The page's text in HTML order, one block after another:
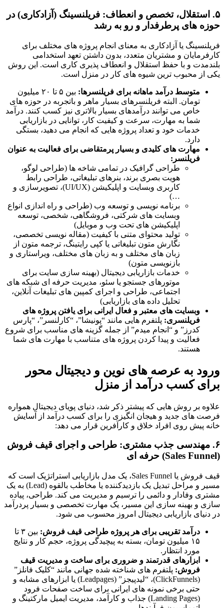
۵. استقلال، تخصص و انعطاف: فریلنسینگ (آزادکاری) در
حوزه های پرطرفدار و رو به رشد
فریلنسینگ یا آزادکاری به معنای انجام پروژه های مختلف برای
کارفرمایان و مشتریان متعدد، بدون داشتن تعهد استخدامی
بلندمدت و با حفظ استقلال و انعطاف پذیری کاری است. این روش
یکی از محبوب ترین شیوه های کار در منزل است.
متوسط درآمد ماهانه برای فریلنسرها:
بین ۵ تا ۲۰ میلیون
تومان. البته فریلنسرهای بسیار ماهر و باتجربه در حوزه های
خاص می توانند درآمدهای بسیار بالاتری نیز کسب کنند. درآمد
شما به مهارت، سرعت و کیفیت کار، توانایی در بازاریابی
خدمات خود و تعداد پروژه هایی که انجام می دهید، بستگی
دارد.
مهارت های کلیدی و بسیار پرمتقاضی برای فعالیت به عنوان
فریلنسر:
طراحی گرافیک در تمامی شاخه ها (طراحی لوگو،
هویت بصری برند، بنرهای تبلیغاتی، طراحی رابط
کاربری وبسایت و اپلیکیشن (UI/UX)، تصویرسازی و
…)
برنامه نویسی و توسعه وب (طراحی و راه اندازی انواع
وبسایت های شرکتی، فروشگاهی، شخصی، توسعه
اپلیکیشن های تحت وب و موبایل)
تولید محتوای متنی با کیفیت (مقاله نویسی تخصصی،
نگارش متون تبلیغاتی یا کپی رایتینگ، ترجمه متون از
زبان های مختلف و به زبان های مختلف، ویراستاری و
بازنویسی متون)
خدمات بازاریابی دیجیتال (بهینه سازی سایت برای
موتورهای جستجو یا سئو، مدیریت حرفه ای شبکه های
اجتماعی، طراحی و اجرای کمپین های تبلیغات آنلاین،
تحلیل داده های بازاریابی)
وبسایت های معتبر و فعال ایرانی برای یافتن پروژه های
فریلنسری: پلتفرم هایی مانند “پونیشا”، “کارلنسر”، “پارس
کدرز” و “انجام میدم” از جمله گزینه های مناسب برای شروع
فعالیت و پیدا کردن پروژه های متناسب با مهارت های شما
هستند.
ورود به عرصه های نوین و دیجیتال محور
برای کسب درآمد از منزل
علاوه بر روش هایی که پیشتر ذکر شد، دنیای پویای دیجیتال همواره
فرصت های جدید و هیجان انگیزی را برای کسب درآمد از آسایش
خانه پیش روی افراد خلاق و کارآفرین قرار می دهد:
۶. مهندسی جذب مشتری: طراحی و اجرای قیف فروش
(Sales Funnel) حرفه ای
قیف فروش یا Sales Funnel، یک مدل بازاریابی استراتژیک است که
مسیر و مراحل تبدیل یک بازدیدکننده یا مخاطب بالقوه (Lead) به یک
مشتری وفادار و دائمی را ترسیم و مدیریت می کند. طراحی، پیاده
سازی و بهینه سازی این مسیر، یک مهارت تخصصی و بسیار پردرآمد
در دنیای بازاریابی دیجیتال امروز محسوب می شود.
درآمد تقریبی برای هر پروژه طراحی قیف فروش:
بین ۳ تا
۱۵ میلیون تومان، بسته به پیچیدگی پروژه، حجم کار و نتایج
مورد انتظار.
ابزارهای قدرتمند و ضروری برای ساخت و مدیریت قیف
فروش: پلتفرم های شناخته شده جهانی مانند “کلیک فانلز”
(ClickFunnels)، “لیدپیجز” (Leadpages) یا ابزارهای مشابه و
حتی برخی نمونه های ایرانی برای ساخت صفحات فرود
(Landing Pages) جذاب و کارآمد، مدیریت ایمیل مارکتینگ و